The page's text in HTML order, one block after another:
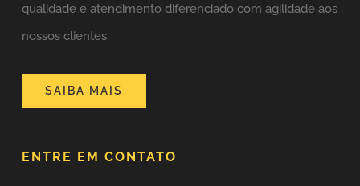
qualidade e atendimento diferenciado com agilidade aos
nossos clientes.
SAIBA MAIS
ENTRE EM CONTATO